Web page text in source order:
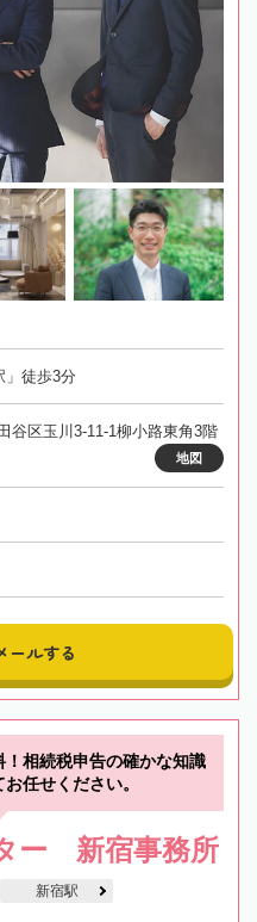
」徒歩3分
谷区玉川3-11-1柳小路東角3階
地図
ールする
！相続税申告の確かな知識
任せください。
ー 新宿事務所
新宿駅